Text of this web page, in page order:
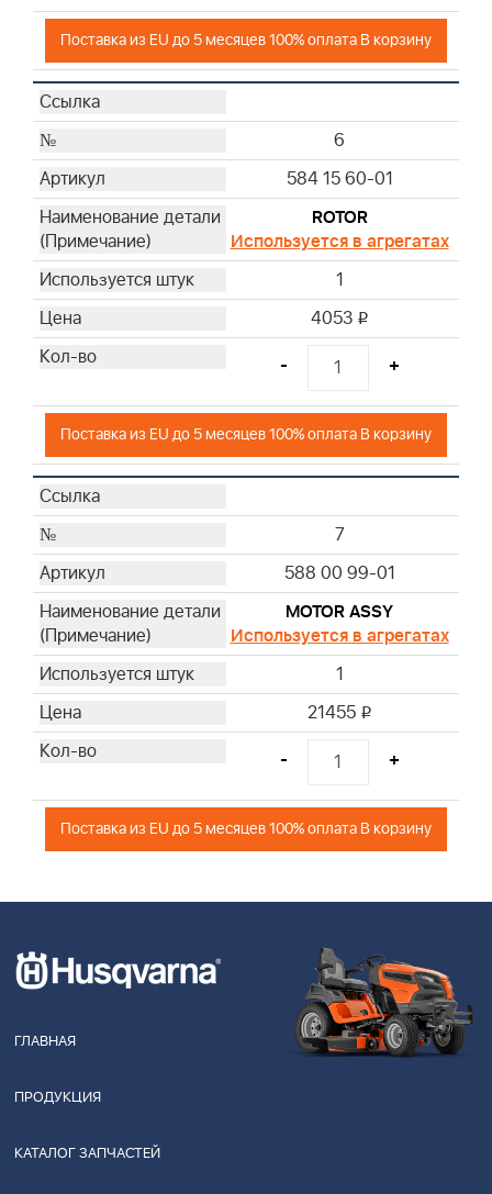
Поставка из EU до 5 месяцев 100% оплата В корзину
6
584 15 60-01
ROTOR
Используется в агрегатах
1
4053 i
- +
Поставка из EU до 5 месяцев 100% оплата В корзину
7
588 00 99-01
MOTOR ASSY
Используется в агрегатах
1
21455 i
- +
Поставка из EU до 5 месяцев 100% оплата В корзину
ГЛАВНАЯ
ПРОДУКЦИЯ
КАТАЛОГ ЗАПЧАСТЕЙ